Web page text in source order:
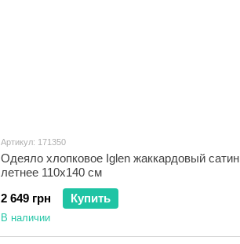
Артикул: 171350
Одеяло хлопковое Iglen жаккардовый сатин
летнее 110х140 см
2 649 грн
Купить
В наличии